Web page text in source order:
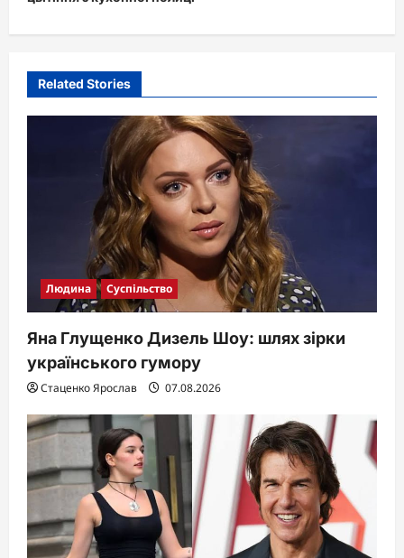
a
v
g
a
Related Stories
Людина Суспільство
Яна Глущенко Дизель Шоу: шлях зірки
українського гумору
Стаценко Ярослав 07.08.2026